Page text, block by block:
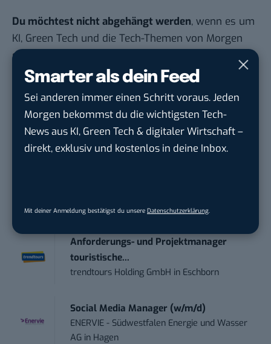
Smarter als dein Feed
Sei anderen immer einen Schritt voraus. Jeden
Morgen bekommst du die wichtigsten Tech-
News aus KI, Green Tech & digitaler Wirtschaft –
direkt, exklusiv und kostenlos in deine Inbox.
Mit deiner Anmeldung bestätigst du unsere Datenschutzerklärung
Du möchtest nicht abgehängt werden, wenn es um
KI, Green Tech und die Tech-Themen von Morgen
geht? Über 12.000 smarte Leser bekommen jeden
Tag UPDATE, unser Tech-Briefing mit den
damit ihren Vorsprung.Hier kannst du dich
kostenlos anmelden.
moveUP Media GmbH inDüsseldorf
Anforderungs- und Projektmanager
touristische...
trendtours Holding GmbH in Eschborn
Social Media Manager (w/m/d)
ENERVIE - Südwestfalen Energie und Wasser
AG in Hagen